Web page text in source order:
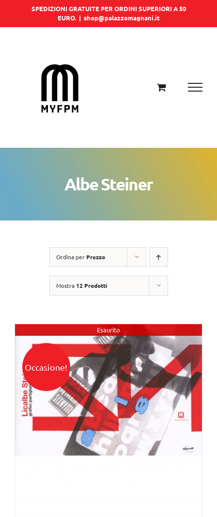
SPEDIZIONI GRATUITE PER ORDINI SUPERIORI A 50
EURO. | shop@palazzomagnani.it
Albe Steiner
Ordina per Prezzo
Mostra 12 Prodotti
Esaurito
Occasione!